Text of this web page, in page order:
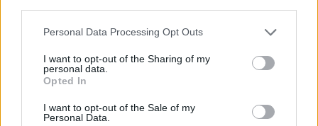
Personal Data Processing Opt Outs
I want to opt-out of the Sharing of my
personal data.
Opted In
I want to opt-out of the Sale of my
Personal Data.